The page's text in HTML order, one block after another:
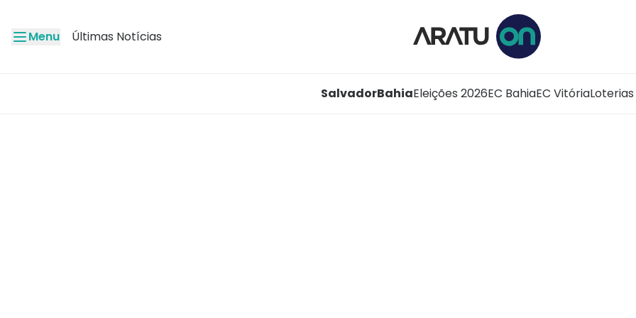
Menu Últimas Notícias
SalvadorBahiaEleições 2026EC BahiaEC VitóriaLoterias